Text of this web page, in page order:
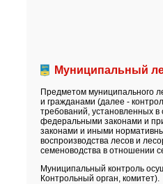
Муниципальный
Предметом муниципального
и гражданами (далее -
требований, установленных
федеральными законами и
законами и иными
воспроизводства лесов и
семеноводства в отношении
Муниципальный контроль
Контрольный орган, комитет).